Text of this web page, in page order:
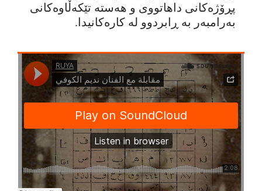
پڕۆژەکانی داهاتووی و هەستە تێکەڵاوەکانی
بەرامبەر بە ڕابردوو لە کارەکانیدا.